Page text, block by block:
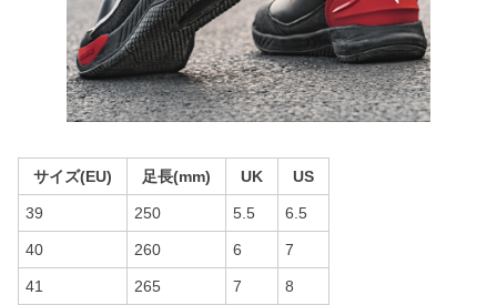
サイズ(EU) 足長(mm) UK US
39 250 5.5 6.5
40 260 6 7
41 265 7 8